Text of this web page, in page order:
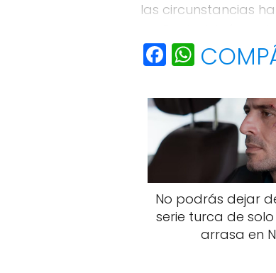
las circunstancias
de Ciudad Juárez,
F
a
c
e
b
o
k
W
a
ts
p
No podrás dejar
serie turca de
arrasa en